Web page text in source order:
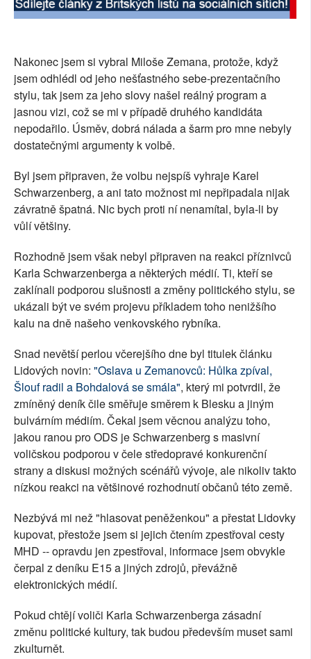
Nakonec jsem si vybral Miloše Zemana, protože, když
jsem odhlédl od jeho nešťastného sebe-prezentačního
stylu, tak jsem za jeho slovy našel reálný program a
jasnou vizi, což se mi v případě druhého kandidáta
nepodařilo. Úsměv, dobrá nálada a šarm pro mne nebyly
dostatečnými argumenty k volbě.
Byl jsem připraven, že volbu nejspíš vyhraje Karel
Schwarzenberg, a ani tato možnost mi nepřipadala nijak
závratně špatná. Nic bych proti ní nenamítal, byla-li by
vůlí většiny.
Rozhodně jsem však nebyl připraven na reakci příznivců
Karla Schwarzenberga a některých médií. Ti, kteří se
zaklínali podporou slušnosti a změny politického stylu, se
ukázali být ve svém projevu příkladem toho nenižšího
kalu na dně našeho venkovského rybníka.
Snad nevětší perlou včerejšího dne byl titulek článku
Lidových novin: "Oslava u Zemanovců: Hůlka zpíval,
Šlouf radil a Bohdalová se smála", který mi potvrdil, že
zmíněný deník čile směřuje směrem k Blesku a jiným
bulvárním médiím. Čekal jsem věcnou analýzu toho,
jakou ranou pro ODS je Schwarzenberg s masivní
voličskou podporou v čele středopravé konkurenční
strany a diskusi možných scénářů vývoje, ale nikoliv takto
nízkou reakci na většinové rozhodnutí občanů této země.
Nezbývá mi než "hlasovat peněženkou" a přestat Lidovky
kupovat, přestože jsem si jejich čtením zpestřoval cesty
MHD -- opravdu jen zpestřoval, informace jsem obvykle
čerpal z deníku E15 a jiných zdrojů, převážně
elektronických médií.
Pokud chtějí voliči Karla Schwarzenberga zásadní
změnu politické kultury, tak budou především muset sami
zkulturnět.